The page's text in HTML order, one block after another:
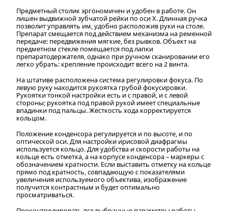
Предметный столик эргономичен и удобен в работе. Он
лишен выдвижной зубчатой рейки по оси X. Длинная ручка
позволит управлять им, удобно расположив руки на столе.
Препарат смещается под действием механизма на ременной
передаче: передвижения мягкие, без рывков. Объект на
предметном стекле помещается под лапки
препаратодержателя, однако при ручном сканировании его
легко убрать: крепление происходит всего на 2 винта.
На штативе расположена система регулировки фокуса. По
левую руку находится рукоятка грубой фокусировки.
Рукоятки тонкой настройки есть и с правой, и с левой
стороны; рукоятка под правой рукой имеет специальные
впадинки под пальцы. Жесткость хода корректируется
кольцом.
Положение конденсора регулируется и по высоте, и по
оптической оси. Для настройки ирисовой диафрагмы
используется кольцо. Для удобства и скорости работы на
кольце есть отметка, а на корпусе конденсора – маркеры с
обозначением кратности. Если выставить отметку на кольце
прямо под кратность, совпадающую с показателями
увеличения используемого объектива, изображение
получится контрастным и будет оптимально
просматриваться.